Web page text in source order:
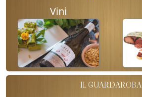
Vini
IL GUARDAROBA